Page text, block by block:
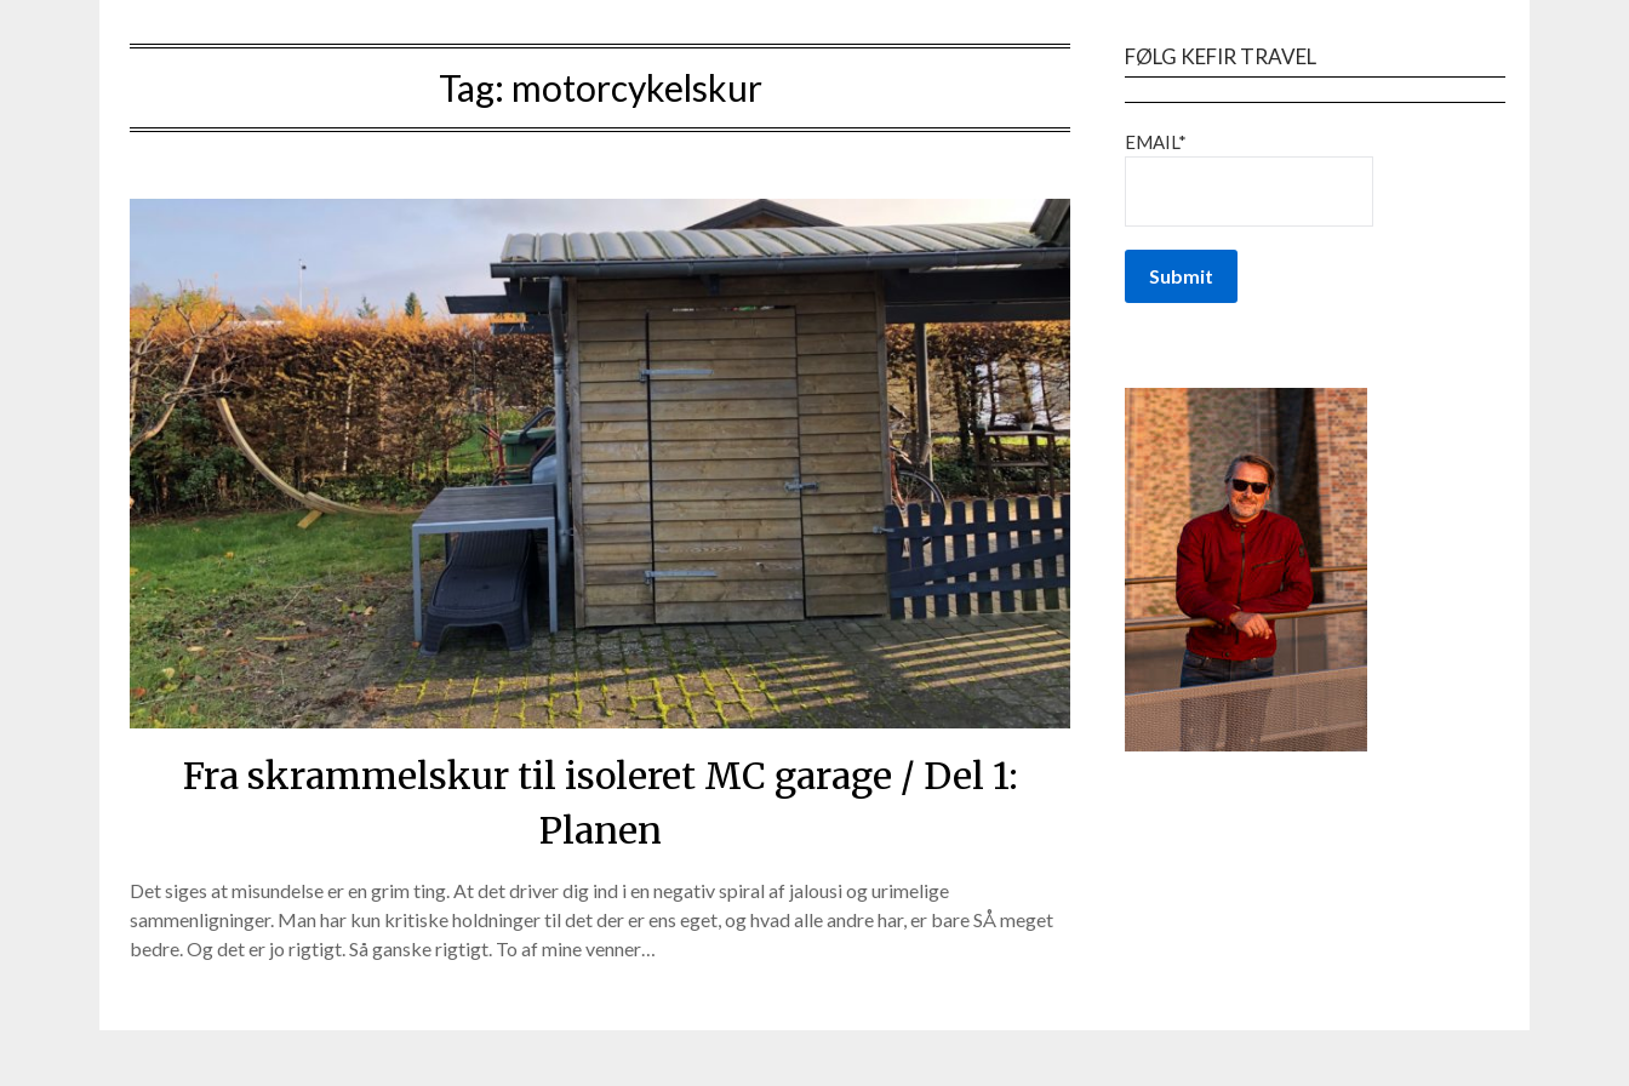
Tag: motorcykelskur
Fra skrammelskur til isoleret MC garage / Del 1:
Planen
Det siges at misundelse er en grim ting. At det driver dig ind i en negativ spiral af jalousi og urimelige
sammenligninger. Man har kun kritiske holdninger til det der er ens eget, og hvad alle andre har, er bare SÅ meget
bedre. Og det er jo rigtigt. Så ganske rigtigt. To af mine venner…
FØLG KEFIR TRAVEL
EMAIL*